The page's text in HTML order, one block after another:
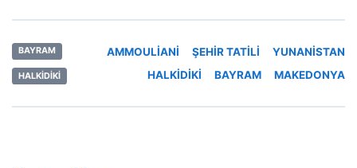
BAYRAM
HALKIDIKI
AMMOULIANI ŞEHIR TATILI
YUNANISTAN
HALKIDIKI
BAYRAM MAKEDONYA